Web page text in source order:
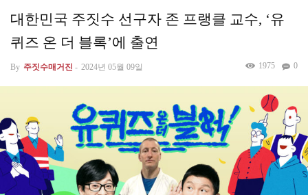
대한민국 주짓수 선구자 존 프랭클 교수, ‘유
퀴즈 온 더 블록’에 출연
By 주짓수매거진 - 2024년 05월 09일 0
1975